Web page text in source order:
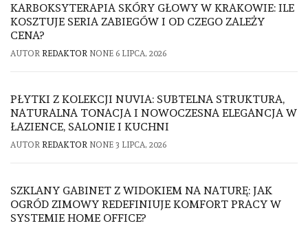
KARBOKSYTERAPIA SKÓRY GŁOWY W KRAKOWIE: ILE
KOSZTUJE SERIA ZABIEGÓW I OD CZEGO ZALEŻY
CENA?
AUTOR REDAKTOR NONE 6 LIPCA, 2026
PŁYTKI Z KOLEKCJI NUVIA: SUBTELNA STRUKTURA,
NATURALNA TONACJA I NOWOCZESNA ELEGANCJA W
ŁAZIENCE, SALONIE I KUCHNI
AUTOR REDAKTOR NONE 3 LIPCA, 2026
SZKLANY GABINET Z WIDOKIEM NA NATURĘ: JAK
OGRÓD ZIMOWY REDEFINIUJE KOMFORT PRACY W
SYSTEMIE HOME OFFICE?